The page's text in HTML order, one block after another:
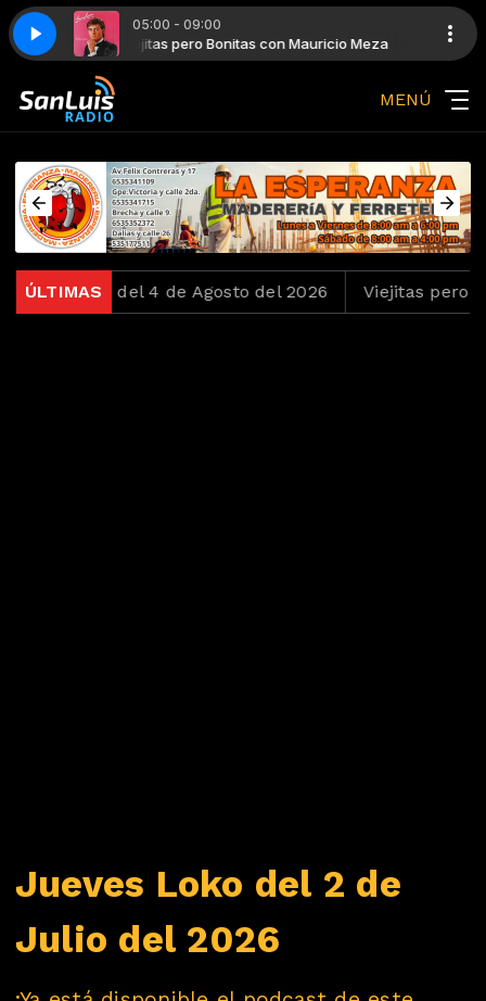
05:00 - 09:00
Meza Viejitas pero Bonitas con Mauricio Meza
Francisco Xavier-dejenos vivir
MENÚ
ÚLTIMASdel 4 de Agosto del 2026 Viejitas pero
Jueves Loko del 2 de
Julio del 2026